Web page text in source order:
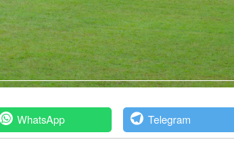
WhatsApp Telegram